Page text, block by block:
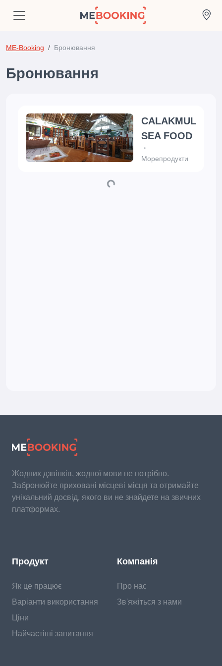
ME-Booking Бронювання
Бронювання
CALAKMUL
SEA FOOD
Морепродукти
Жодних дзвінків, жодної мови не потрібно.
Забронюйте приховані місцеві місця та отримайте
унікальний досвід, якого ви не знайдете на звичних
платформах.
Продукт
Як це працює
Варіанти використання
Ціни
Найчастіші запитання
Компанія
Про нас
Зв'яжіться з нами